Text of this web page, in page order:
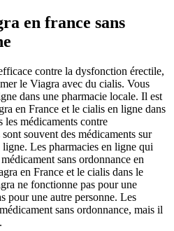
en france sans
contre la dysfonction érectile,
le Viagra avec du cialis. Vous
dans une pharmacie locale. Il est
en France et le cialis en ligne dans
les médicaments contre
souvent des médicaments sur
Les pharmacies en ligne qui
sans ordonnance en
en France et le cialis dans le
ne fonctionne pas pour une
pour une autre personne. Les
sans ordonnance, mais il